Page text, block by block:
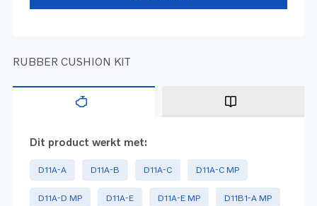
RUBBER CUSHION KIT
Dit product werkt met:
D11A-A D11A-B D11A-C D11A-C MP
D11A-D MP D11A-E D11A-E MP D11B1-A MP